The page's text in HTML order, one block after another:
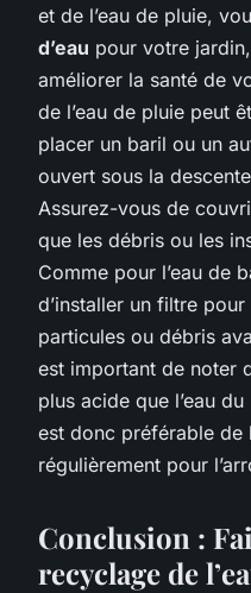
et de l’eau de pluie,
d’eau pour votre
améliorer la santé de
de l’eau de pluie peut
placer un baril ou un
ouvert sous la
Assurez-vous de
que les débris ou les
Comme pour l’eau de
d’installer un filtre
particules ou débris
est important de noter
plus acide que l’eau
est donc préférable de
régulièrement pour
Conclusion :
recyclage de